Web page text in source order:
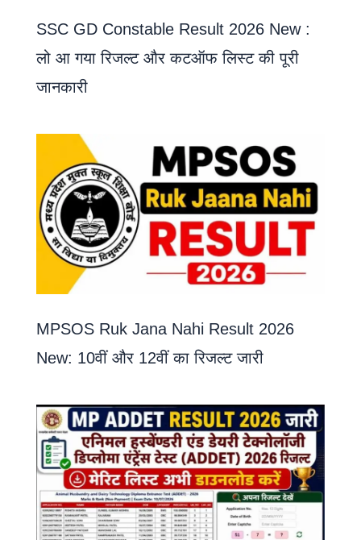
SSC GD Constable Result 2026 New :
लो आ गया रिजल्ट और कटऑफ लिस्ट की पूरी
जानकारी
MPSOS Ruk Jana Nahi Result 2026
New: 10वीं और 12वीं का रिजल्ट जारी